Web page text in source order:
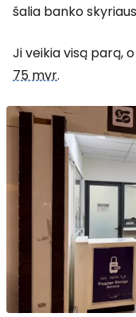
šalia banko
Ji veikia visą parą,
75 mvr.